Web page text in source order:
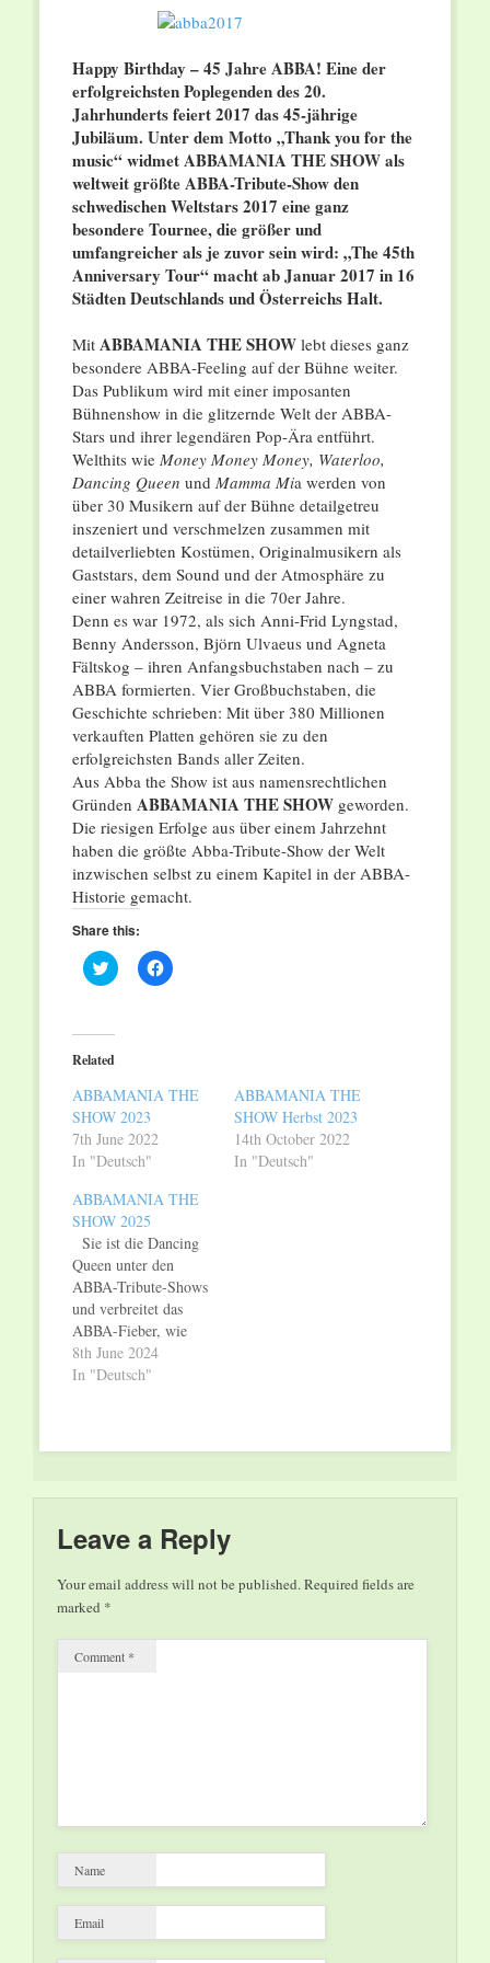
Happy Birthday – 45 Jahre ABBA! Eine der
erfolgreichsten Poplegenden des 20.
Jahrhunderts feiert 2017 das 45-jährige
Jubiläum. Unter dem Motto „Thank you for the
music“ widmet ABBAMANIA THE SHOW als
weltweit größte ABBA-Tribute-Show den
schwedischen Weltstars 2017 eine ganz
besondere Tournee, die größer und
umfangreicher als je zuvor sein wird: „The 45th
Anniversary Tour“ macht ab Januar 2017 in 16
Städten Deutschlands und Österreichs Halt.
Mit ABBAMANIA THE SHOWlebt dieses ganz
besondere ABBA-Feeling auf der Bühne weiter.
Das Publikum wird mit einer imposanten
Bühnenshow in die glitzernde Welt der ABBA-
Stars und ihrer legendären Pop-Ära entführt.
Welthits wie Money Money Money, Waterloo,
Dancing Queen und Mamma Mia werden von
über 30 Musikern auf der Bühne detailgetreu
inszeniert und verschmelzen zusammen mit
detailverliebten Kostümen, Originalmusikern als
Gaststars, dem Sound und der Atmosphäre zu
einer wahren Zeitreise in die 70er Jahre.
Denn es war 1972, als sich Anni-Frid Lyngstad,
Benny Andersson, Björn Ulvaeus und Agneta
Fältskog – ihren Anfangsbuchstaben nach – zu
ABBA formierten. Vier Großbuchstaben, die
Geschichte schrieben: Mit über 380 Millionen
verkauften Platten gehören sie zu den
erfolgreichsten Bands aller Zeiten.
Aus Abba the Show ist aus namensrechtlichen
Gründen ABBAMANIA THE SHOW geworden.
Die riesigen Erfolge aus über einem Jahrzehnt
haben die größte Abba-Tribute-Show der Welt
inzwischen selbst zu einem Kapitel in der ABBA-
Historie gemacht.
Share this:
Click
to
(Opens
in
new
Click
to
Related
ABBAMANIA THE
SHOW 2023
7th June 2022
In "Deutsch"
ABBAMANIA THE
SHOW Herbst 2023
14th October 2022
In "Deutsch"
ABBAMANIA THE
SHOW 2025
Sie ist die Dancing
Queen unter den
ABBA-Tribute-Shows
und verbreitet das
ABBA-Fieber, wie
keine
andere: ABBAMANIA
Fans erobert und
bleibt unangefochten
Hommage an die
schwedische
Popgruppe ABBA.
Tickets gibt es
8th June 2024
In "Deutsch"
Leave a Reply
Your email address will not be published.Required fields are
marked *
Comment *
Name
Email